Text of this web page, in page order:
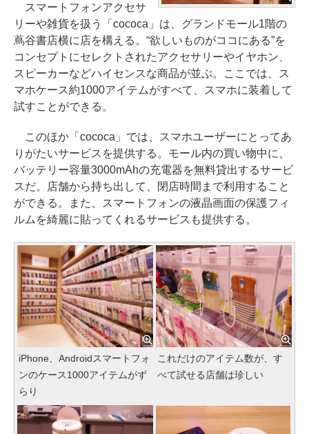
スマートフォンアクセサ
リーや雑貨を扱う「cococa」は、グランドモール1階の
蔦谷書店横に店を構える。“欲しいものがココにある”を
コンセプトにセレクトされたアクセサリーやイヤホン、
スピーカーなどハイセンスな商品が並ぶ。ここでは、ス
マホケース約1000アイテムがすべて、スマホに装着して
試すことができる。
このほか「cococa」では、スマホユーザーにとってあ
りがたいサービスを提供する。モール内の買い物中に、
バッテリー容量3000mAhの充電器を無料貸出するサービ
スだ。店舗から持ち出して、閉店時間まで利用すること
ができる。また、スマートフォンの液晶画面の保護フィ
ルムを綺麗に貼ってくれるサービスも提供する。
iPhone、Androidスマートフォ
ンのケース1000アイテムがず
らり
これだけのアイテム数が、す
べて試せる店舗は珍しい